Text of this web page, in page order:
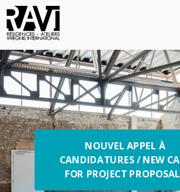
NOUVEL APPEL À
CANDIDATURES / NEW
FOR PROJECT